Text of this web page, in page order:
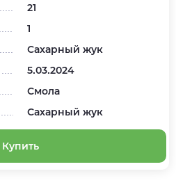
21
1
Сахарный жук
5.03.2024
Смола
Сахарный жук
Купить